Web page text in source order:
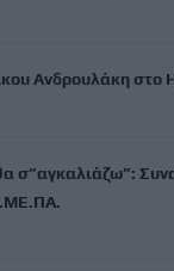
Ανδρουλάκη στο
σ”αγκαλιάζω”: